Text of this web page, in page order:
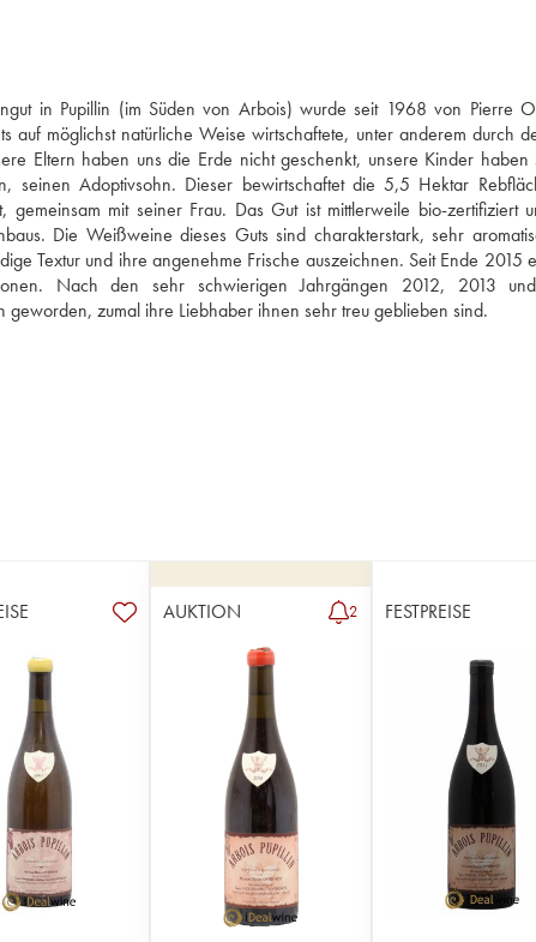
in Pupillin (im Süden von Arbois) wurde seit 1968 von Pierre
auf möglichst natürliche Weise wirtschaftete, unter anderem durch
Eltern haben uns die Erde nicht geschenkt, unsere Kinder haben
Adoptivsohn. Dieser bewirtschaftet die 5,5 Hektar
mit seiner Frau. Das Gut ist mittlerweile bio-zertifiziert
Die Weißweine dieses Guts sind charakterstark, sehr
Textur und ihre angenehme Frische auszeichnen. Seit Ende 2015
Nach den sehr schwierigen Jahrgängen 2012, 2013
zumal ihre Liebhaber ihnen sehr treu geblieben sind.
AUKTION 2 FESTPREISE